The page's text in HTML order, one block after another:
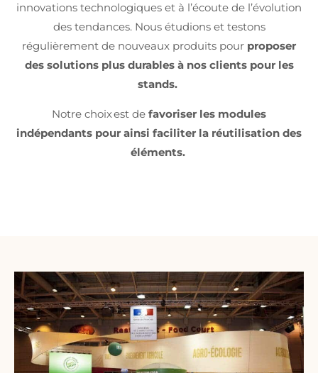
innovations technologiques et à l’écoute de l’évolution
des tendances. Nous étudions et testons
régulièrement de nouveaux produits pour proposer
des solutions plus durables à nos clients pour les
stands.
Notre choix est de favoriser les modules
indépendants pour ainsi faciliter la réutilisation des
éléments.